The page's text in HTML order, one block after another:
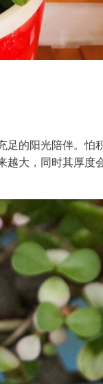
足的阳光陪伴。怕
越大，同时其厚度